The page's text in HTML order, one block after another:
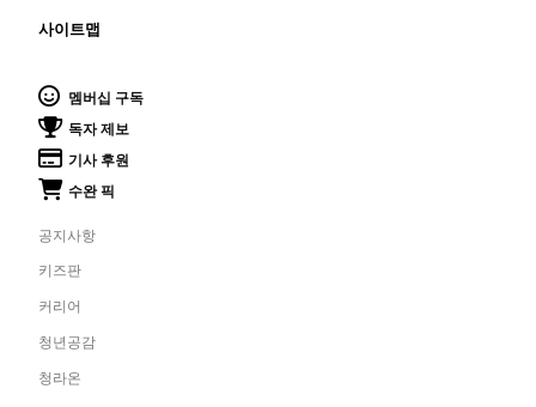
사이트맵
멤버십 구독
독자 제보
기사 후원
수완 픽
공지사항
키즈판
커리어
청년공감
청라온